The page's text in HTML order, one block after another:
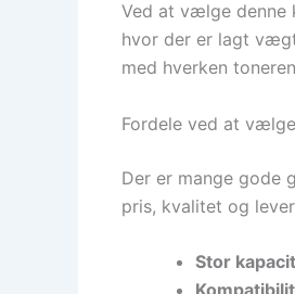
Ved at vælge denne
hvor der er lagt
med hverken
Fordele ved at
Der er mange gode
pris, kvalitet og
Stor